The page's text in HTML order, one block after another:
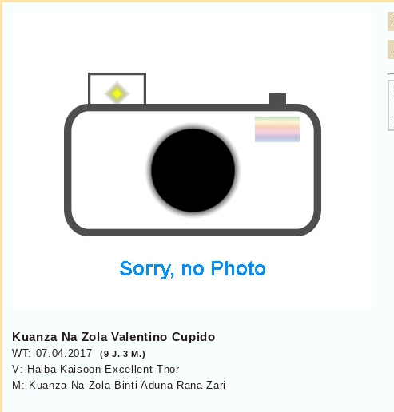
Kuanza Na Zola Valentino Cupido
WT: 07.04.2017 (9 J. 3 M.)
V: Haiba Kaisoon Excellent Thor
M: Kuanza Na Zola Binti Aduna Rana Zari